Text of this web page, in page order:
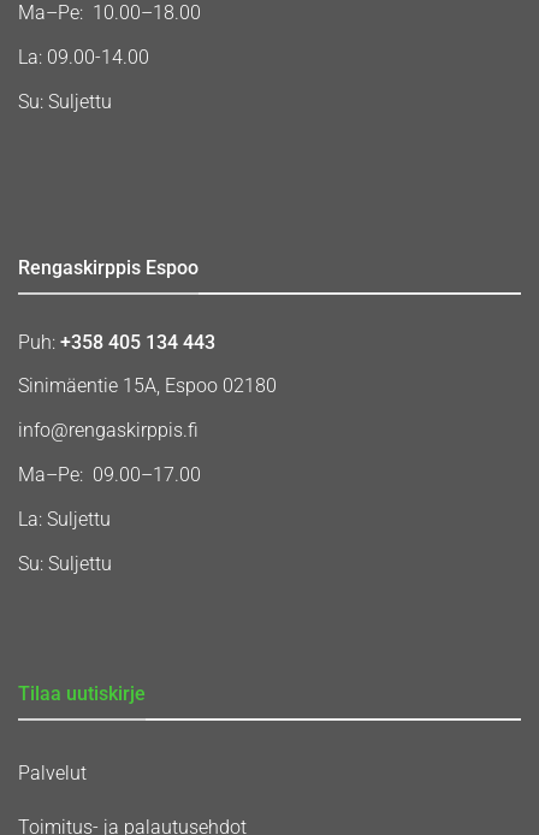
Ma–Pe: 10.00–18.00
La: 09.00-14.00
Su: Suljettu
Rengaskirppis Espoo
Puh: +358 405 134 443
Sinimäentie 15A, Espoo 02180
info@rengaskirppis.fi
Ma–Pe: 09.00–17.00
La: Suljettu
Su: Suljettu
Tilaa uutiskirje
Palvelut
Toimitus- ja palautusehdot